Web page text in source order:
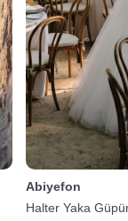
Abiyefon
Halter Yaka